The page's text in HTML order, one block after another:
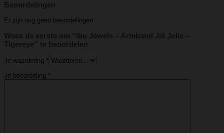
Beoordelingen
Er zijn nog geen beoordelingen.
Wees de eerste om “Ibu Jewels – Armband Jill Jolie –
Tigereye” te beoordelen
Je waardering *
Je beoordeling *